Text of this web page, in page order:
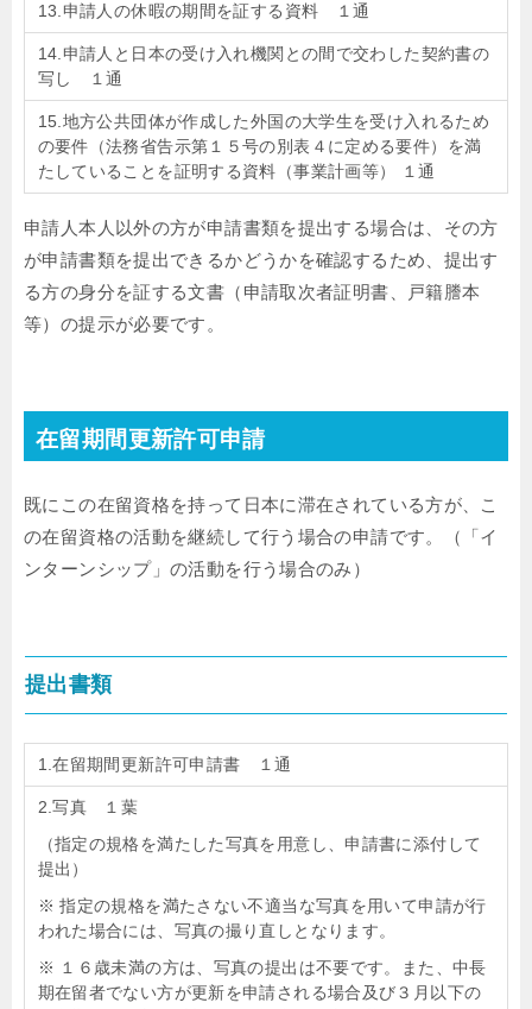
13.申請人の休暇の期間を証する資料 １通
14.申請人と日本の受け入れ機関との間で交わした契約書の
写し １通
15.地方公共団体が作成した外国の大学生を受け入れるため
の要件（法務省告示第１５号の別表４に定める要件）を満
たしていることを証明する資料（事業計画等） １通
申請人本人以外の方が申請書類を提出する場合は、その方
が申請書類を提出できるかどうかを確認するため、提出す
る方の身分を証する文書（申請取次者証明書、戸籍謄本
等）の提示が必要です。
在留期間更新許可申請
既にこの在留資格を持って日本に滞在されている方が、こ
の在留資格の活動を継続して行う場合の申請です。（「イ
ンターンシップ」の活動を行う場合のみ）
提出書類
1.在留期間更新許可申請書 １通
2.写真 １葉
（指定の規格を満たした写真を用意し、申請書に添付して
提出）
※ 指定の規格を満たさない不適当な写真を用いて申請が行
われた場合には、写真の撮り直しとなります。
※ １６歳未満の方は、写真の提出は不要です。また、中長
期在留者でない方が更新を申請される場合及び３月以下の